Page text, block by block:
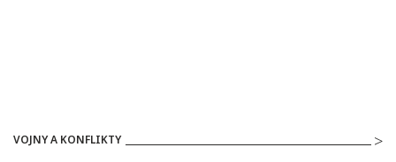
VOJNY A KONFLIKTY